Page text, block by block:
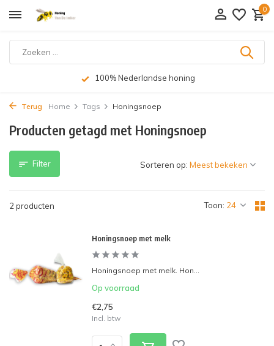
0
100% Nederlandse honing
Terug Home Tags Honingsnoep
Producten getagd met Honingsnoep
Filter
2 producten Toon:
Sorteren op:
Honingsnoep met melk
Honingsnoep met melk. Hon...
Op voorraad
€2,75
Incl. btw